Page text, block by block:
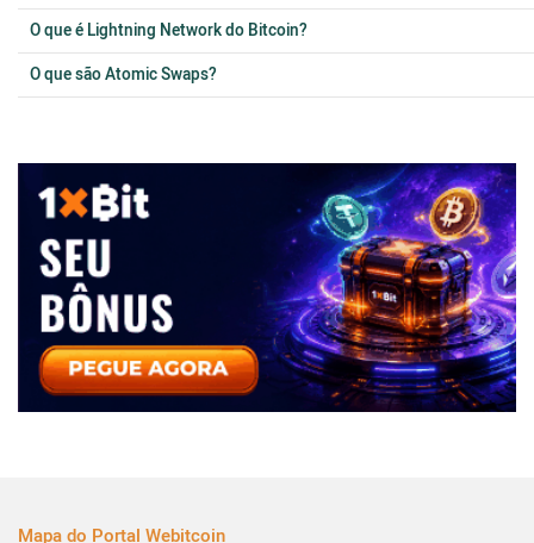
O que é Lightning Network do Bitcoin?
O que são Atomic Swaps?
Mapa do Portal Webitcoin